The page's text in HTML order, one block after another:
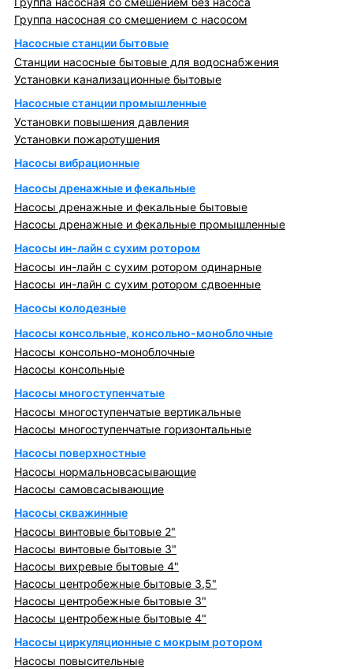
Группа насосная со смешением с насосом
Насосные станции бытовые
Станции насосные бытовые для водоснабжения
Установки канализационные бытовые
Насосные станции промышленные
Установки повышения давления
Установки пожаротушения
Насосы вибрационные
Насосы дренажные и фекальные
Насосы дренажные и фекальные бытовые
Насосы дренажные и фекальные промышленные
Насосы ин-лайн с сухим ротором
Насосы ин-лайн с сухим ротором одинарные
Насосы ин-лайн с сухим ротором сдвоенные
Насосы колодезные
Насосы консольные, консольно-моноблочные
Насосы консольно-моноблочные
Насосы консольные
Насосы многоступенчатые
Насосы многоступенчатые вертикальные
Насосы многоступенчатые горизонтальные
Насосы поверхностные
Насосы нормальновсасывающие
Насосы самовсасывающие
Насосы скважинные
Насосы винтовые бытовые 2"
Насосы винтовые бытовые 3"
Насосы вихревые бытовые 4"
Насосы центробежные бытовые 3,5"
Насосы центробежные бытовые 3"
Насосы центробежные бытовые 4"
Насосы циркуляционные с мокрым ротором
Насосы повысительные